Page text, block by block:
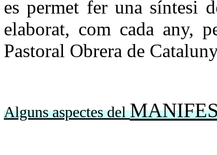
es permet fer una síntesi
elaborat, com cada any,
Pastoral Obrera de
Alguns aspectes del